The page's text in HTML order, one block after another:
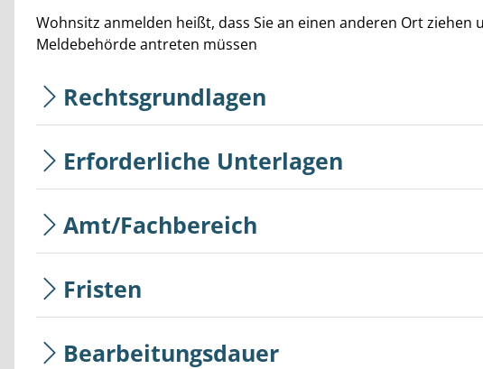
Wohnsitz anmelden heißt, dass Sie an einen anderen Ort ziehen
Meldebehörde antreten müssen
Rechtsgrundlagen
Erforderliche Unterlagen
Amt/Fachbereich
Fristen
Bearbeitungsdauer